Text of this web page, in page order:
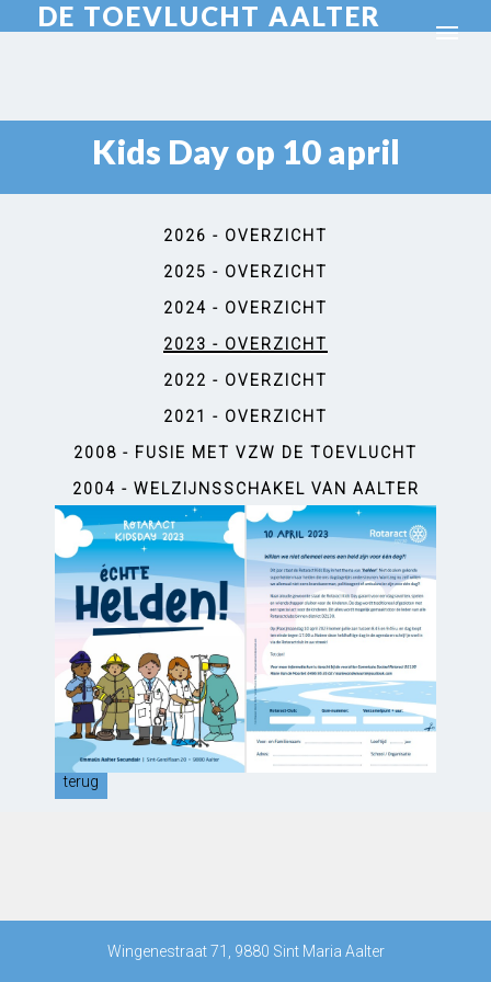
DE TOEVLUCHT AALTER
Kids Day op 10 april
2026 - OVERZICHT
2025 - OVERZICHT
2024 - OVERZICHT
2023 - OVERZICHT
2022 - OVERZICHT
2021 - OVERZICHT
2008 - FUSIE MET VZW DE TOEVLUCHT
2004 - WELZIJNSSCHAKEL VAN AALTER
terug
Wingenestraat 71, 9880 Sint Maria Aalter